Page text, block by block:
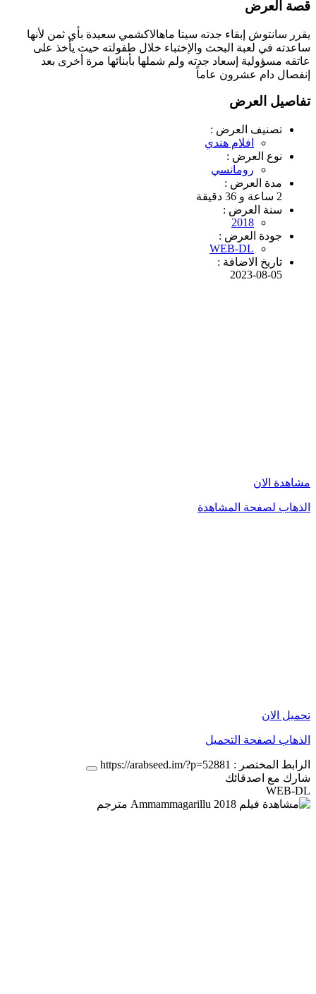
قصة العرض
يقرر سانتوش إبقاء جدته سيتا ماهالاكشمي سعيدة بأي ثمن لأنها
ساعدته في لعبة البحث والإختباء خلال طفولته حيث يأخذ على
عاتقه مسؤولية إسعاد جدته ولم شملها بأبنائها مرة أخرى بعد
إنفصال دام عشرون عاماً
تفاصيل العرض
تصنيف العرض :
افلام هندي
نوع العرض :
رومانسي
مدة العرض :
2 ساعة و 36 دقيقة
سنة العرض :
2018
جودة العرض :
WEB-DL
تاريخ الاضافة :
2023-08-05
مشاهدة الان
الذهاب لصفحة المشاهدة
تحميل الان
الذهاب لصفحة التحميل
الرابط المختصر : https://arabseed.im/?p=52881
شارك مع اصدقائك
WEB-DL